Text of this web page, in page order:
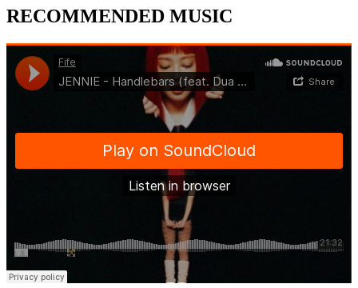
RECOMMENDED MUSIC